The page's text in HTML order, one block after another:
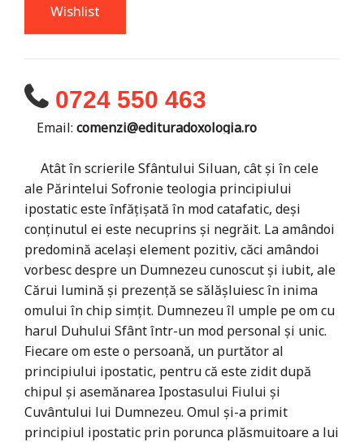
Wishlist
0724 550 463
Email: comenzi@edituradoxologia.ro
Atât în scrierile Sfântului Siluan, cât și în cele
ale Părintelui Sofronie teologia principiului
ipostatic este înfățișată în mod catafatic, deși
conținutul ei este necuprins și negrăit. La amândoi
predomină același element pozitiv, căci amândoi
vorbesc despre un Dumnezeu cunoscut și iubit, ale
Cărui lumină și prezență se sălășluiesc în inima
omului în chip simțit. Dumnezeu îl umple pe om cu
harul Duhului Sfânt într-un mod personal și unic.
Fiecare om este o persoană, un purtător al
principiului ipostatic, pentru că este zidit după
chipul și asemănarea Ipostasului Fiului și
Cuvântului lui Dumnezeu. Omul și-a primit
principiul ipostatic prin porunca plăsmuitoare a lui